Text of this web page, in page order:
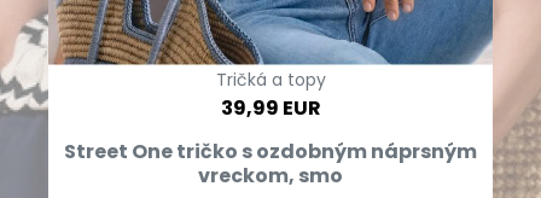
Tričká a topy
39,99 EUR
Street One tričko s ozdobným náprsným
vreckom, smo